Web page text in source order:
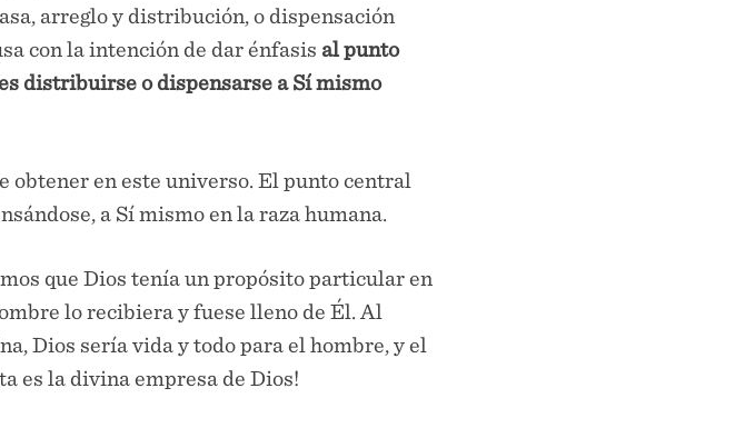
arreglo y distribución, o dispensación
con la intención de dar énfasis al punto
distribuirse o dispensarse a Sí mismo
obtener en este universo. El punto central
a Sí mismo en la raza humana.
que Dios tenía un propósito particular en
lo recibiera y fuese lleno de Él. Al
Dios sería vida y todo para el hombre, y el
es la divina empresa de Dios!